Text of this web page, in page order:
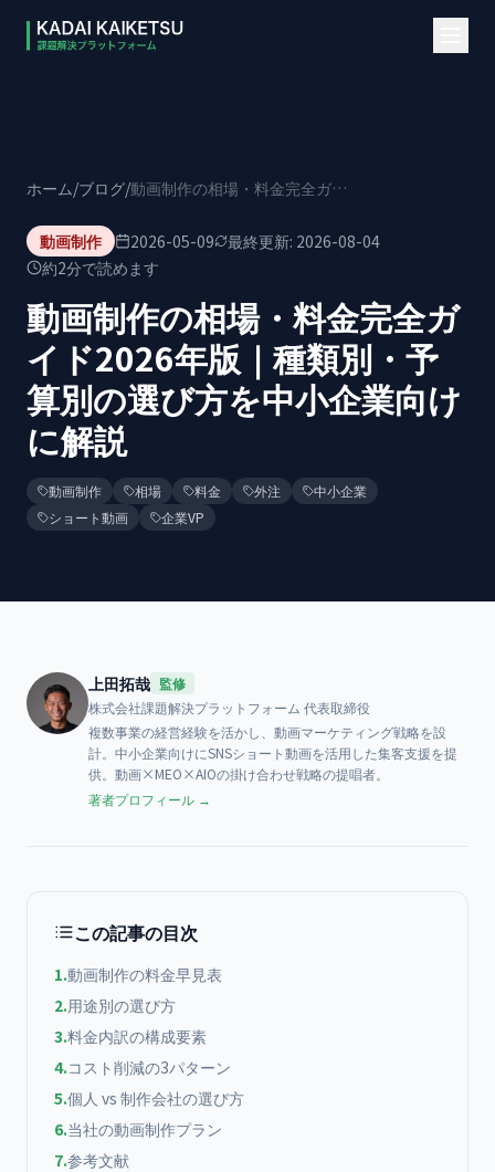
ホーム/ブログ/ 動画制作の相場・料金完全ガイド2026年版｜種類別・予算別の選び方を中小企業向けに解説
動画制作 2026-05-09 最終更新: 2026-08-04
約2分で読めます
動画制作の相場・料金完全ガ
イド2026年版｜種類別・予
算別の選び方を中小企業向け
に解説
動画制作 相場 料金 外注
中小企業
ショート動画
企業VP
上田拓哉 監修
株式会社課題解決プラットフォーム 代表取締役
複数事業の経営経験を活かし、動画マーケティング戦略を設
計。中小企業向けにSNSショート動画を活用した集客支援を提
供。動画×MEO×AIOの掛け合わせ戦略の提唱者。
著者プロフィール →
この記事の目次
1.動画制作の料金早見表
2.用途別の選び方
3.料金内訳の構成要素
4.コスト削減の3パターン
5.個人 vs 制作会社の選び方
6.当社の動画制作プラン
7.参考文献